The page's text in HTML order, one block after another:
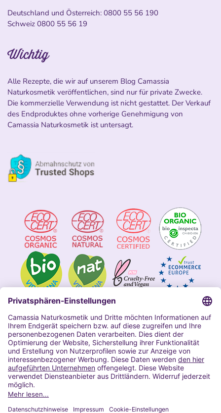
Deutschland und Österreich: 0800 55 56 190
Schweiz 0800 55 56 19
Wichtig
Alle Rezepte, die wir auf unserem Blog Camassia
Naturkosmetik veröffentlichen, sind nur für private Zwecke.
Die kommerzielle Verwendung ist nicht gestattet. Der Verkauf
des Endproduktes ohne vorherige Genehmigung von
Camassia Naturkosmetik ist untersagt.
Impressum
Allgemeine Geschäftsbedingungen
Datenschutzerklärung Camassia
Widerrufsbelehrung
Copyright 2020 | Alle Rechte vorbehalten